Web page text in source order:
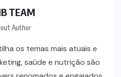
TEAM
Author
os temas mais atuais e
saúde e nutrição são